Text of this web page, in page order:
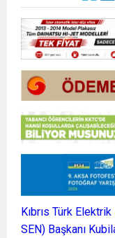
Kıbrıs Türk
SEN) Başkanı